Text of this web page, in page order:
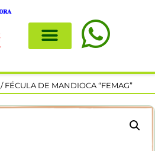
/ FÉCULA DE MANDIOCA “FEMAG”